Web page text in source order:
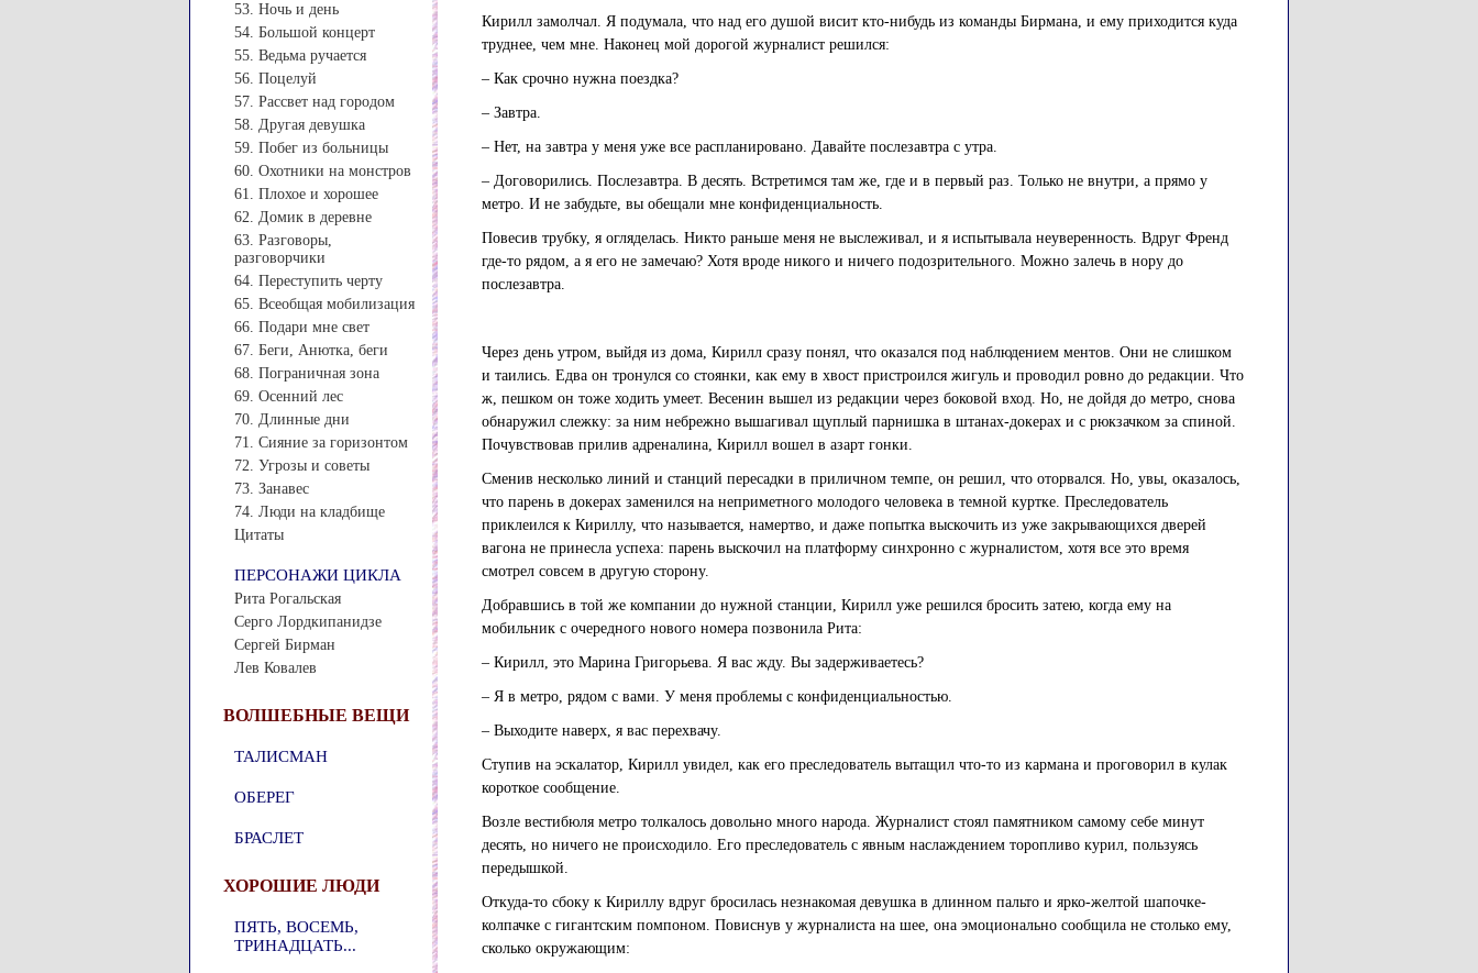
53. Ночь и день
54. Большой концерт
55. Ведьма ручается
56. Поцелуй
57. Рассвет над городом
58. Другая девушка
59. Побег из больницы
60. Охотники на монстров
61. Плохое и хорошее
62. Домик в деревне
63. Разговоры,
разговорчики
64. Переступить черту
65. Всеобщая мобилизация
66. Подари мне свет
67. Беги, Анютка, беги
68. Пограничная зона
69. Осенний лес
70. Длинные дни
71. Сияние за горизонтом
72. Угрозы и советы
73. Занавес
74. Люди на кладбище
Цитаты
ПЕРСОНАЖИ ЦИКЛА
Рита Рогальская
Серго Лордкипанидзе
Сергей Бирман
Лев Ковалев
ВОЛШЕБНЫЕ ВЕЩИ
ТАЛИСМАН
ОБЕРЕГ
БРАСЛЕТ
ХОРОШИЕ ЛЮДИ
ПЯТЬ, ВОСЕМЬ,
ТРИНАДЦАТЬ...
Кирилл замолчал. Я подумала, что над его душой висит кто-нибудь из команды Бирмана, и ему приходится куда
труднее, чем мне. Наконец мой дорогой журналист решился:
– Как срочно нужна поездка?
– Завтра.
– Нет, на завтра у меня уже все распланировано. Давайте послезавтра с утра.
– Договорились. Послезавтра. В десять. Встретимся там же, где и в первый раз. Только не внутри, а прямо у
метро. И не забудьте, вы обещали мне конфиденциальность.
Повесив трубку, я огляделась. Никто раньше меня не выслеживал, и я испытывала неуверенность. Вдруг Френд
где-то рядом, а я его не замечаю? Хотя вроде никого и ничего подозрительного. Можно залечь в нору до
послезавтра.
Через день утром, выйдя из дома, Кирилл сразу понял, что оказался под наблюдением ментов. Они не слишком
и таились. Едва он тронулся со стоянки, как ему в хвост пристроился жигуль и проводил ровно до редакции. Что
ж, пешком он тоже ходить умеет. Весенин вышел из редакции через боковой вход. Но, не дойдя до метро, снова
обнаружил слежку: за ним небрежно вышагивал щуплый парнишка в штанах-докерах и с рюкзачком за спиной.
Почувствовав прилив адреналина, Кирилл вошел в азарт гонки.
Сменив несколько линий и станций пересадки в приличном темпе, он решил, что оторвался. Но, увы, оказалось,
что парень в докерах заменился на неприметного молодого человека в темной куртке. Преследователь
приклеился к Кириллу, что называется, намертво, и даже попытка выскочить из уже закрывающихся дверей
вагона не принесла успеха: парень выскочил на платформу синхронно с журналистом, хотя все это время
смотрел совсем в другую сторону.
Добравшись в той же компании до нужной станции, Кирилл уже решился бросить затею, когда ему на
мобильник с очередного нового номера позвонила Рита:
– Кирилл, это Марина Григорьева. Я вас жду. Вы задерживаетесь?
– Я в метро, рядом с вами. У меня проблемы с конфиденциальностью.
– Выходите наверх, я вас перехвачу.
Ступив на эскалатор, Кирилл увидел, как его преследователь вытащил что-то из кармана и проговорил в кулак
короткое сообщение.
Возле вестибюля метро толкалось довольно много народа. Журналист стоял памятником самому себе минут
десять, но ничего не происходило. Его преследователь с явным наслаждением торопливо курил, пользуясь
передышкой.
Откуда-то сбоку к Кириллу вдруг бросилась незнакомая девушка в длинном пальто и ярко-желтой шапочке-
колпачке с гигантским помпоном. Повиснув у журналиста на шее, она эмоционально сообщила не столько ему,
сколько окружающим: